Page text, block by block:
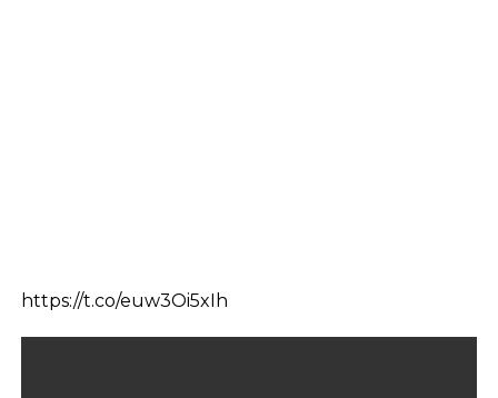
https://t.co/euw3Oi5xIh